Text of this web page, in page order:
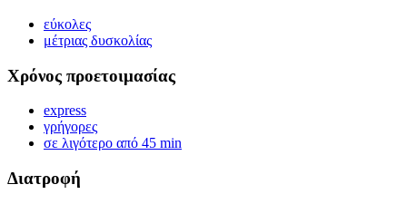
εύκολες
μέτριας δυσκολίας
Χρόνος προετοιμασίας
express
γρήγορες
σε λιγότερο από 45 min
Διατροφή